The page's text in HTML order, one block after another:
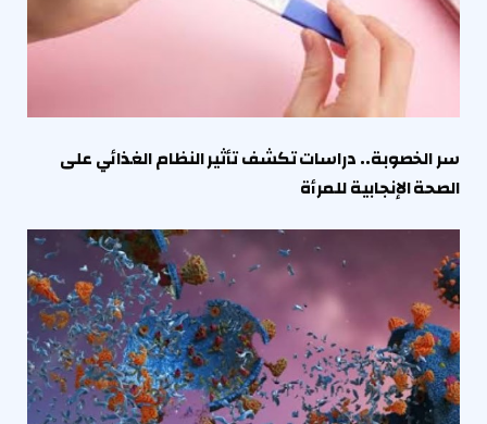
سر الخصوبة.. دراسات تكشف تأثير النظام الغذائي على
الصحة الإنجابية للمرأة